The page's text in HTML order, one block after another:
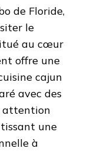
de Floride,
le
au cœur
offre une
cajun
avec des
attention
une
à